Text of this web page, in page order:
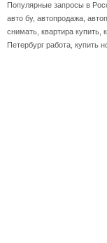
Популярные запросы в
авто бу, автопродажа,
снимать, квартира купить,
Петербург работа, купить